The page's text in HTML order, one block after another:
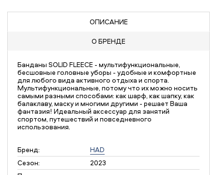
ОПИСАНИЕ
О БРЕНДЕ
Банданы SOLID FLEECE - мультифункциональные,
бесшовные головные уборы - удобные и комфортные
для любого вида активного отдыха и спорта.
Мультифункциональные, потому что их можно носить
самыми разными способами: как шарф, как шапку, как
балаклаву, маску и многими другими - решает Ваша
фантазия! Идеальный аксессуар для занятий
спортом, путешествий и повседневного
использования.
Бренд:
HAD
Сезон:
2023